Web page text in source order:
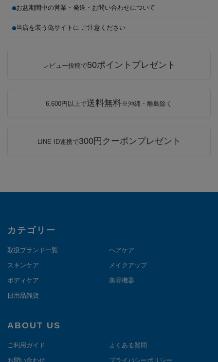
お盆期間中の営業・発送・お問い合わせについて
当店を装う偽サイトに ご注意ください
レビュー投稿で50ポイントプレゼント
6,600円以上で送料無料※沖縄・離島除く
LINE ID連携で300円クーポンプレゼント
カテゴリー
取扱ブランド一覧 ヘアケア
スキンケア メイクアップ
ボディケア 美容機器
日用品雑貨
ABOUT US
ご利用ガイド よくある質問
お問い合わせ プライバシーポリシー